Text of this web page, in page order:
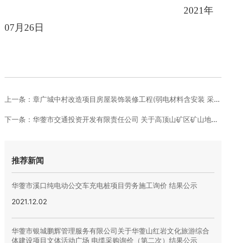
2021年
07 月 26 日
上一条： 章广城中村改造项目房屋装饰装修工程(弱电材料含安装 采购)结...
下一条： 华蓥市交通投资开发有限责任公司 关于高顶山矿区矿山地质环境治...
推荐新闻
华蓥市溪口纯电动公交车充电桩项目劳务施工询价 结果公示
2021.12.02
华蓥市银城鹏辉管理服务有限公司关于华蓥山红岩文化旅游综合
体建设项目文体活动广场 电缆采购询价（第二次）结果公示